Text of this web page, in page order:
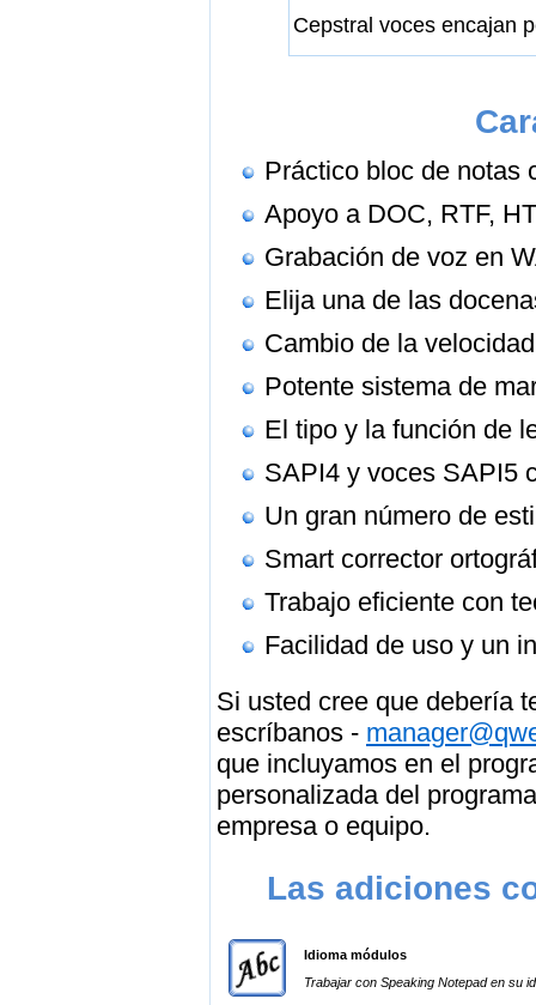
Cepstral voces encajan
Práctico bloc de notas
Apoyo a DOC, RTF,
Grabación de voz en
Elija una de las
Cambio de la
Potente sistema de
El tipo y la función de
SAPI4 y voces SAPI5
Un gran número de
Smart corrector
Trabajo eficiente con
Facilidad de uso y un
Si usted cree que debería
escríbanos -
que incluyamos en el
personalizada del
empresa o equipo.
Las adiciones
Idioma módulos
Trabajar con Speaking Notepad en su